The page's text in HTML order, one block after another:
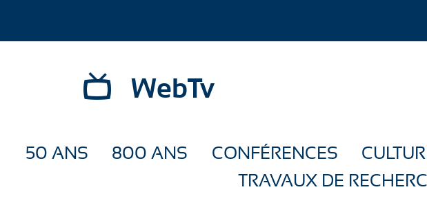
WebTv
50 ANS 800 ANS CONFÉRENCES
TRAVAUX DE